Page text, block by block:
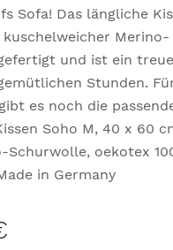
Sofa! Das längliche
kuschelweicher Merino-
und ist ein
Stunden.
es noch die
Soho M, 40 x 60
Schurwolle, oekotex
in Germany